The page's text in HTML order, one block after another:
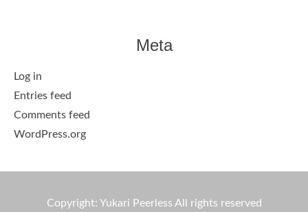
Meta
Log in
Entries feed
Comments feed
WordPress.org
Copyright: Yukari Peerless All rights reserved